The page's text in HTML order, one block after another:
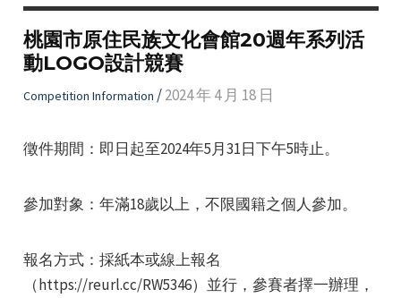
桃園市原住民族文化會館20週年系列活
動LOGO設計競賽
Competition Information /2024 年 4 月 18 日
徵件期間：即日起至2024年5月31日下午5時止。
參加對象：年滿18歲以上，不限國籍之個人參加。
報名方式：採紙本或線上報名
（https://reurl.cc/RW5346）並行，參賽者擇一辦理，